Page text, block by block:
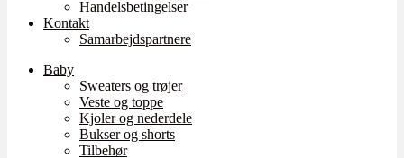
Handelsbetingelser
Kontakt
Samarbejdspartnere
Baby
Sweaters og trøjer
Veste og toppe
Kjoler og nederdele
Bukser og shorts
Tilbehør